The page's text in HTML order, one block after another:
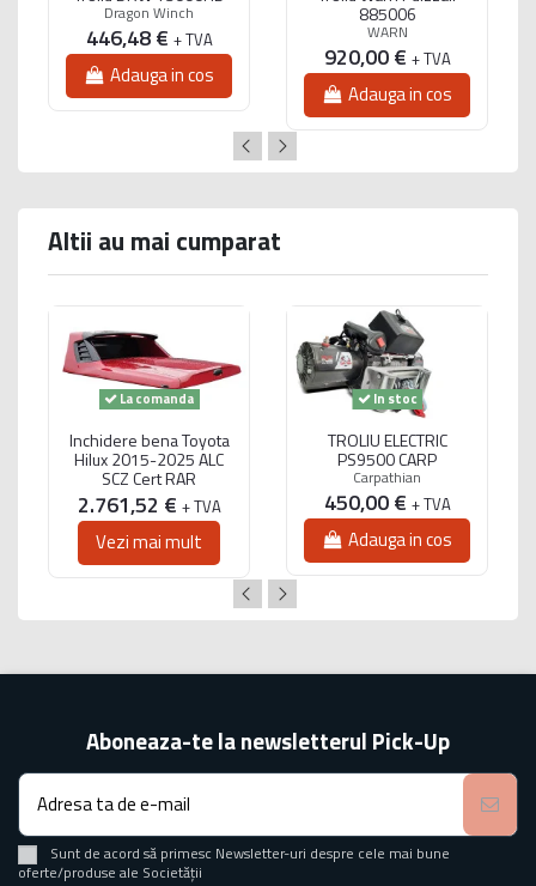
Dragon Winch
446,48 € + TVA
Adauga in cos
885006
WARN
920,00 € + TVA
Adauga in cos
Altii au mai cumparat
La comanda
Inchidere bena Toyota
Hilux 2015-2025 ALC
SCZ Cert RAR
2.761,52 € + TVA
Vezi mai mult
In stoc
TROLIU ELECTRIC
PS9500 CARP
Carpathian
450,00 € + TVA
Adauga in cos
Aboneaza-te la newsletterul Pick-Up
Sunt de acord să primesc Newsletter-uri despre cele mai bune
oferte/produse ale Societății